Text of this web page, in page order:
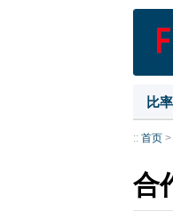
比
:: 首页>
合